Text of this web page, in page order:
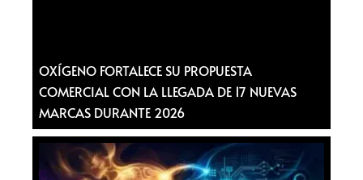
OXÍGENO FORTALECE SU PROPUESTA
COMERCIAL CON LA LLEGADA DE 17 NUEVAS
MARCAS DURANTE 2026